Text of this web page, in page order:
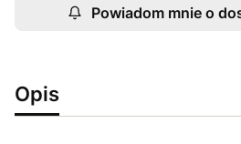
Powiadom mnie o
Opis